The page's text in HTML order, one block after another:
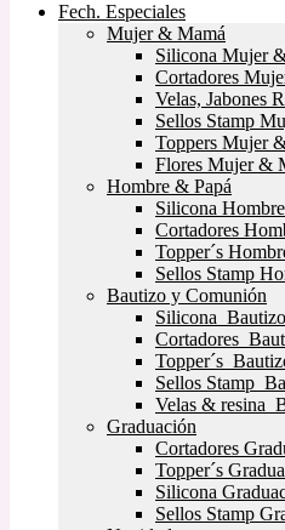
Fech. Especiales
Mujer & Mamá
Silicona Mujer
Cortadores
Velas, Jabones
Sellos Stamp
Toppers Mujer
Flores Mujer &
Hombre & Papá
Silicona
Cortadores
Topper´s
Sellos Stamp
Bautizo y Comunión
Silicona
Cortadores
Topper´s
Sellos Stamp
Velas & resina
Graduación
Cortadores
Topper´s
Silicona
Sellos Stamp